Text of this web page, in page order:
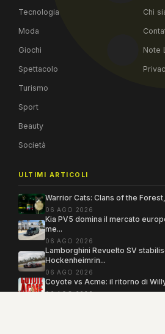
Tecnologia
Moda
Giochi
Spettacolo
Turismo
Sport
Beauty
Società
Chi
Note
ULTIMI ARTICOLI
Warrior Cats: Clans of the
06 AGO 2026
Kia PV5 domina il mercato
me...
06 AGO 2026
Lamborghini Revuelto SV
Hockenheimrin...
06 AGO 2026
Coyote vs Acme: il ritorno di
06 AGO 2026